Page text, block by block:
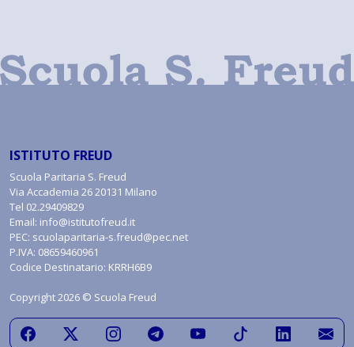
ISTITUTO FREUD
Scuola Paritaria S. Freud
Via Accademia 26 20131 Milano
Tel 02.29409829
Email: info@istitutofreud.it
PEC: scuolaparitaria-s.freud@pec.net
P.IVA: 08659460961
Codice Destinatario: KRRH6B9
Copyright 2026 © Scuola Freud